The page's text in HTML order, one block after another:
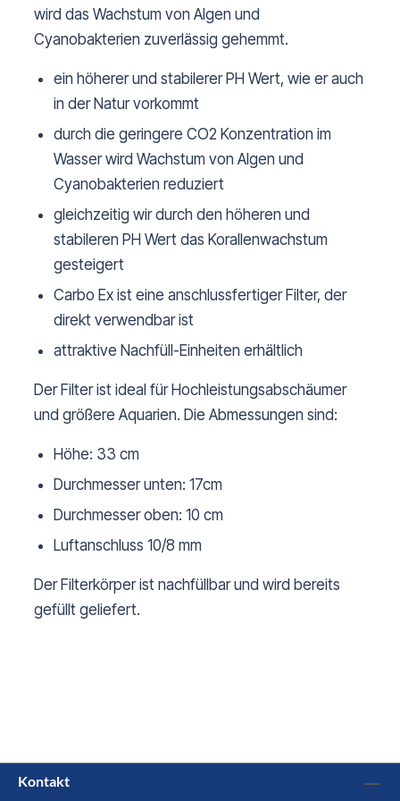
wird das Wachstum von Algen und
Cyanobakterien zuverlässig gehemmt.
ein höherer und stabilerer PH Wert, wie er auch
in der Natur vorkommt
durch die geringere CO2 Konzentration im
Wasser wird Wachstum von Algen und
Cyanobakterien reduziert
gleichzeitig wir durch den höheren und
stabileren PH Wert das Korallenwachstum
gesteigert
Carbo Ex ist eine anschlussfertiger Filter, der
direkt verwendbar ist
attraktive Nachfüll-Einheiten erhältlich
Der Filter ist ideal für Hochleistungsabschäumer
und größere Aquarien. Die Abmessungen sind:
Höhe: 33 cm
Durchmesser unten: 17cm
Durchmesser oben: 10 cm
Luftanschluss 10/8 mm
Der Filterkörper ist nachfüllbar und wird bereits
gefüllt geliefert.
Kontakt